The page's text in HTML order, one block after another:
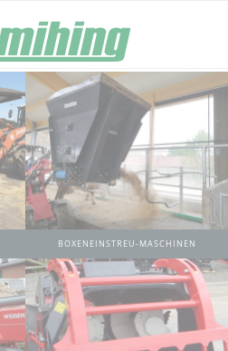
BOXENEINSTREU-MASCHINEN